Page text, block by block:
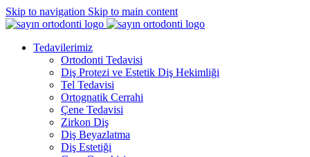
Skip to navigation Skip to main content
Tedavilerimiz
Ortodonti Tedavisi
Diş Protezi ve Estetik Diş Hekimliği
Tel Tedavisi
Ortognatik Cerrahi
Çene Tedavisi
Zirkon Diş
Diş Beyazlatma
Diş Estetiği